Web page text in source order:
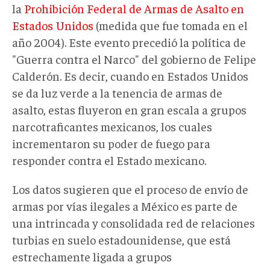
la Prohibición Federal de Armas de Asalto en
Estados Unidos (medida que fue tomada en el
año 2004). Este evento precedió la política de
"Guerra contra el Narco" del gobierno de Felipe
Calderón. Es decir, cuando en Estados Unidos
se da luz verde a la tenencia de armas de
asalto, estas fluyeron en gran escala a grupos
narcotraficantes mexicanos, los cuales
incrementaron su poder de fuego para
responder contra el Estado mexicano.
Los datos sugieren que el proceso de envío de
armas por vías ilegales a México es parte de
una intrincada y consolidada red de relaciones
turbias en suelo estadounidense, que está
estrechamente ligada a grupos